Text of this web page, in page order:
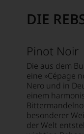
DIE
Pinot Noir
Die aus dem
eine »Cépage
Nero und in
einem
besonderer
der Welt